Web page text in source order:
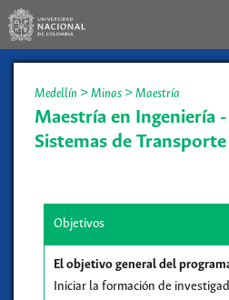
Medellín > Minas > Maestría
Maestría en Ingeniería
Sistemas de Transporte
Objetivos
El objetivo general del
Iniciar la formación de